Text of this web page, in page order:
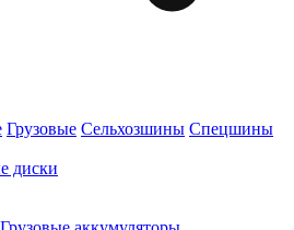
Грузовые Сельхозшины Спецшины
диски